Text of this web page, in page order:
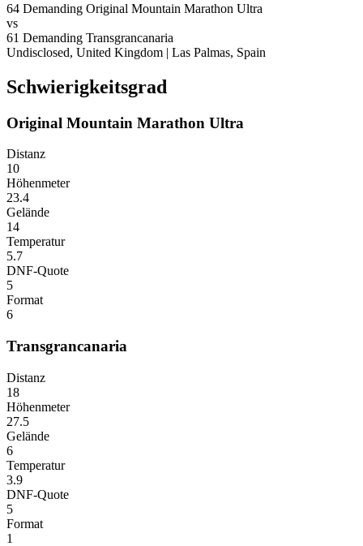
64 Demanding Original Mountain Marathon Ultra
vs
61 Demanding Transgrancanaria
Undisclosed, United Kingdom | Las Palmas, Spain
Schwierigkeitsgrad
Original Mountain Marathon Ultra
Distanz
10
Höhenmeter
23.4
Gelände
14
Temperatur
5.7
DNF-Quote
5
Format
6
Transgrancanaria
Distanz
18
Höhenmeter
27.5
Gelände
6
Temperatur
3.9
DNF-Quote
5
Format
1